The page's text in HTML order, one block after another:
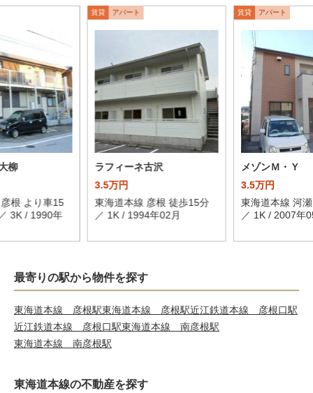
柳
根 より車15
3K / 1990年
賃貸 アパート
ラフィーネ古沢
3.5万円
東海道本線 彦根 徒歩15分
／ 1K / 1994年02月
賃貸 アパート
メゾンＭ・Ｙ
3.5万円
東海道本線 河
／ 1K / 2007年
最寄りの駅から物件を探す
東海道本線 彦根駅東海道本線 彦根駅近江鉄道本線 彦根口駅
近江鉄道本線 彦根口駅東海道本線 南彦根駅
東海道本線 南彦根駅
東海道本線の不動産を探す